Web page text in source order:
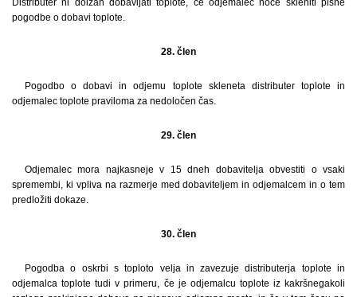
pogodbe o dobavi toplote.
28. člen
Pogodbo o dobavi in odjemu toplote skleneta distributer toplote in
odjemalec toplote praviloma za nedoločen čas.
29. člen
Odjemalec mora najkasneje v 15 dneh dobavitelja obvestiti o vsaki
spremembi, ki vpliva na razmerje med dobaviteljem in odjemalcem in o tem
predložiti dokaze.
30. člen
Pogodba o oskrbi s toploto velja in zavezuje distributerja toplote in
odjemalca toplote tudi v primeru, če je odjemalcu toplote iz kakršnegakoli